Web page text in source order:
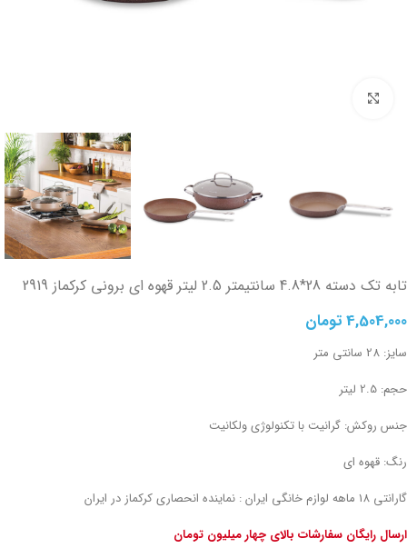
تابه تک دسته 28*4.8 سانتیمتر 2.5 لیتر قهوه ای برونی کرکماز 2919
4,504,000تومان
سایز: 28 سانتی متر
حجم: 2.5 لیتر
جنس روکش: گرانیت با تکنولوژی ولکانیت
رنگ: قهوه ای
گارانتی 18 ماهه لوازم خانگی ایران : نماینده انحصاری کرکماز در ایران
ارسال رایگان سفارشات بالای چهار میلیون تومان